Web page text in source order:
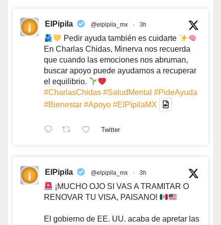
ElPipila @elpipila_mx · 3h
Pedir ayuda también es cuidarte
En Charlas Chidas, Minerva nos recuerda
que cuando las emociones nos abruman,
buscar apoyo puede ayudarnos a recuperar
el equilibrio.
#CharlasChidas #SaludMental #PideAyuda
#Bienestar #Apoyo #ElPípilaMX
Twitter
ElPipila @elpipila_mx · 3h
¡MUCHO OJO SI VAS A TRAMITAR O
RENOVAR TU VISA, PAISANO!
El gobierno de EE. UU. acaba de apretar las